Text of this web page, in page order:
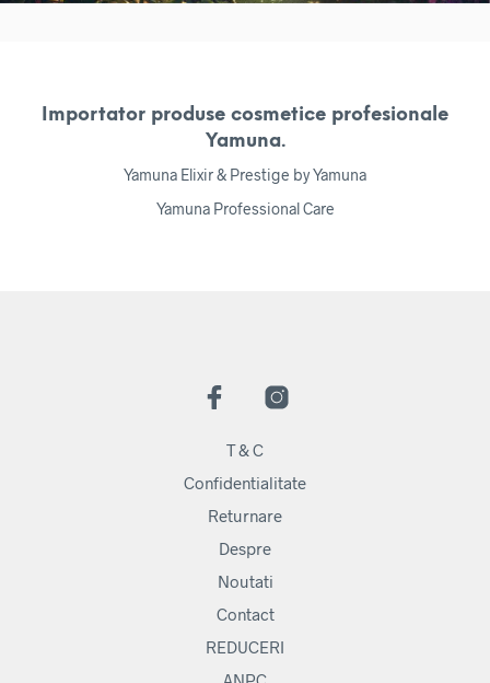
Importator produse cosmetice profesionale
Yamuna.
Yamuna Elixir & Prestige by Yamuna
Yamuna Professional Care
T & C
Confidentialitate
Returnare
Despre
Noutati
Contact
REDUCERI